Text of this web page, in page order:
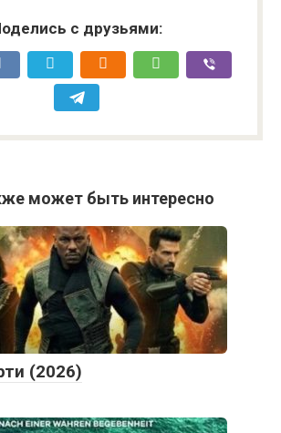
с друзьями:
может быть интересно
(2026)